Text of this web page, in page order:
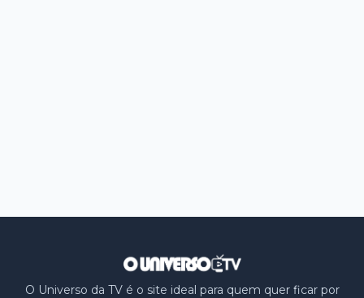
O Universo da TV é o site ideal para quem quer ficar por